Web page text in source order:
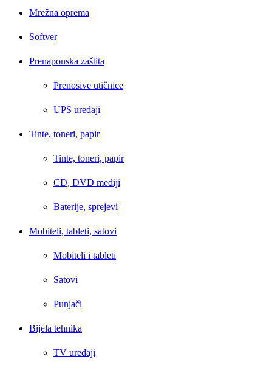
Mrežna oprema
Softver
Prenaponska zaštita
Prenosive utičnice
UPS uređaji
Tinte, toneri, papir
Tinte, toneri, papir
CD, DVD mediji
Baterije, sprejevi
Mobiteli, tableti, satovi
Mobiteli i tableti
Satovi
Punjači
Bijela tehnika
TV uređaji